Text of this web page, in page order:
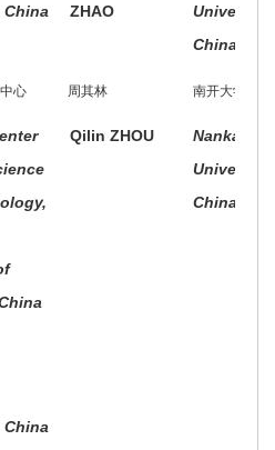
China
ZHAO
University,
China
心 周其林
Qilin ZHOU
南开大学
Nankai
University,
China
China